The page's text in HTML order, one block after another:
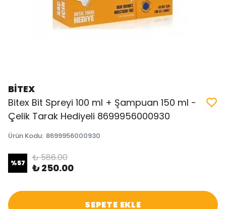
BİTEX
Bitex Bit Spreyi 100 ml + Şampuan 150 ml -
Çelik Tarak Hediyeli 8699956000930
Ürün Kodu: 8699956000930
%57 ₺ 586.00
₺ 250.00
SEPETE EKLE